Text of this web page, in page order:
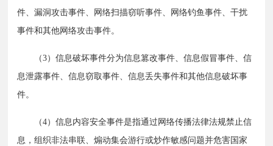
件、漏洞攻击事件、网络扫描窃听事件、网络钓鱼事件、干扰
事件和其他网络攻击事件。
（3）信息破坏事件分为信息篡改事件、信息假冒事件、信
息泄露事件、信息窃取事件、信息丢失事件和其他信息破坏事
件。
（4）信息内容安全事件是指通过网络传播法律法规禁止信
息，组织非法串联、煽动集会游行或炒作敏感问题并危害国家